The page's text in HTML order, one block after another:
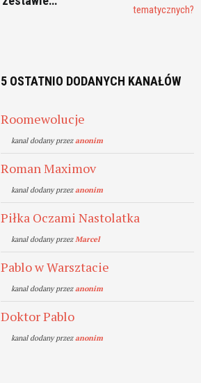
5 OSTATNIO DODANYCH KANAŁÓW
Roomewolucje
kanal dodany przezanonim
Roman Maximov
kanal dodany przezanonim
Piłka Oczami Nastolatka
kanal dodany przezMarcel
Pablo w Warsztacie
kanal dodany przezanonim
Doktor Pablo
kanal dodany przezanonim